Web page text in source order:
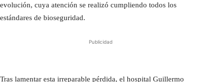
evolución, cuya atención se realizó cumpliendo todos los
estándares de bioseguridad.
Publicidad
Tras lamentar esta irreparable pérdida, el hospital Guillermo